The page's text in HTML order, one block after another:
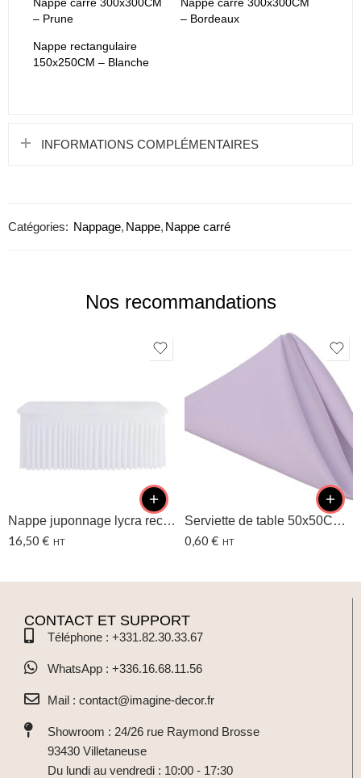
– Prune
– Bordeaux
Nappe rectangulaire
150x250CM – Blanche
INFORMATIONS COMPLÉMENTAIRES
Catégories: Nappage, Nappe, Nappe carré
Nos recommandations
Nappe juponnage lycra rect – Blanche
16,50 € HT
Serviette de table 50x50CM Lavande/Lilas
0,60 € HT
CONTACT ET SUPPORT
Téléphone : +331.82.30.33.67
WhatsApp : +336.16.68.11.56
Mail : contact@imagine-decor.fr
Showroom : 24/26 rue Raymond Brosse
93430 Villetaneuse
Du lundi au vendredi : 10:00 - 17:30